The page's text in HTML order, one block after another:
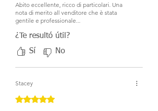
Abito eccellente, ricco di particolari. Una
nota di merito all venditore che è stata
gentile e professionale...
¿Te resultó útil?
Sí
No
Stacey
Obtuvo 5 de 5 estrellas.